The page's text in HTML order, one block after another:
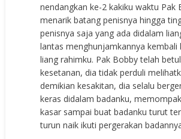
nendangkan ke-2 kakiku waktu Pak
menarik batang penisnya hingga
penisnya saja yang ada didalam
lantas menghunjamkannya kembali
liang rahimku. Pak Bobby telah
kesetanan, dia tidak perduli
demikian kesakitan, dia selalu
keras didalam badanku,
kasar sampai buat badanku turut
turun naik ikuti pergerakan